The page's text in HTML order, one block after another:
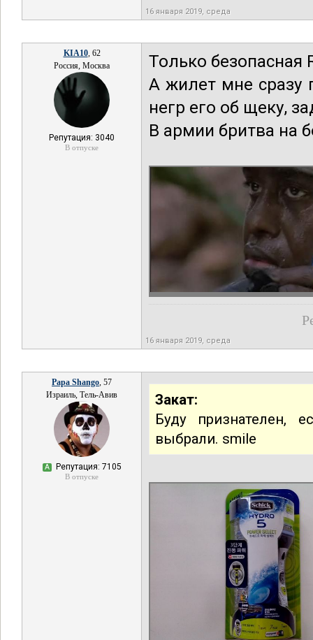
16 января 2019, среда
KIA10, 62
Россия, Москва
Репутация: 3040
В отпуске
Только безопасная
А жилет мне сразу
негр его об щеку,
В армии бритва на
16 января 2019, среда
Papa Shango, 57
Израиль, Тель-Авив
А Репутация: 7105
В отпуске
Закат:
Буду признателен,
выбрали. smile